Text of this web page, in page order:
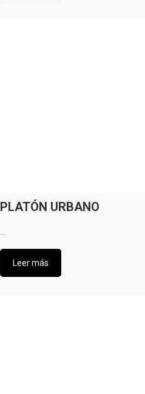
PLATÓN URBANO
Leer más